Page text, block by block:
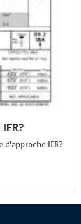
d'approche IFR?